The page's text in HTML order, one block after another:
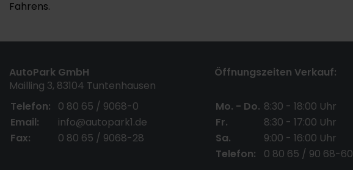
Fahrens.
AutoPark GmbH
Mailling 3, 83104 Tuntenhausen
Telefon:
0 80 65 / 9068-0
Email:
info@autopark1.de
Fax:
0 80 65 / 9068-28
Öffnungszeiten Verkauf:
Mo. - Do. 8:30 - 18:00 Uhr
Fr.
8:30 - 17:00 Uhr
Sa.
9:00 - 16:00 Uhr
Telefon:
0 80 65 / 90 68-60